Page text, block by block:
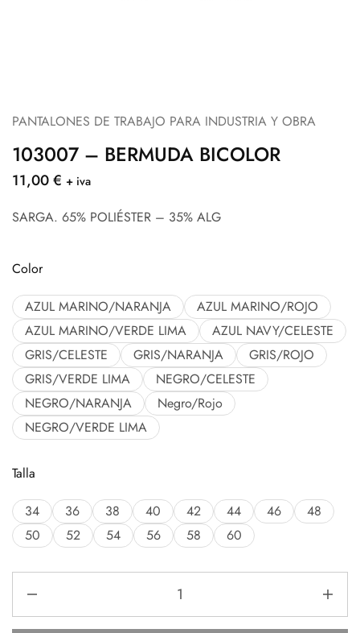
PANTALONES DE TRABAJO PARA INDUSTRIA Y OBRA
103007 – BERMUDA BICOLOR
11,00€ + iva
SARGA. 65% POLIÉSTER – 35% ALG
Color
AZUL MARINO/NARANJA
AZUL MARINO/ROJO
AZUL MARINO/VERDE LIMA
AZUL NAVY/CELESTE
GRIS/CELESTE
GRIS/NARANJA
GRIS/ROJO
GRIS/VERDE LIMA
NEGRO/CELESTE
NEGRO/NARANJA
Negro/Rojo
NEGRO/VERDE LIMA
Talla
34 36 38 40 42 44 46
48
50
52 54 56 58 60